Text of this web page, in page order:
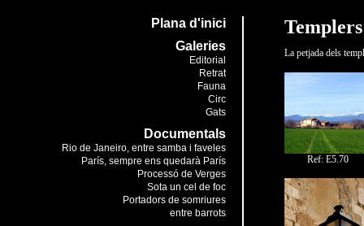
Plana d'inici
Galeries
Editorial
Retrat
Fauna
Circ
Gats
Documentals
Rio de Janeiro, entre samba i faveles
París, sempre ens quedarà París
Processó de Verges
Sota un cel de foc
Portadors de somriures
entre barrots
Templers
La petjada dels
Ref: E5.70